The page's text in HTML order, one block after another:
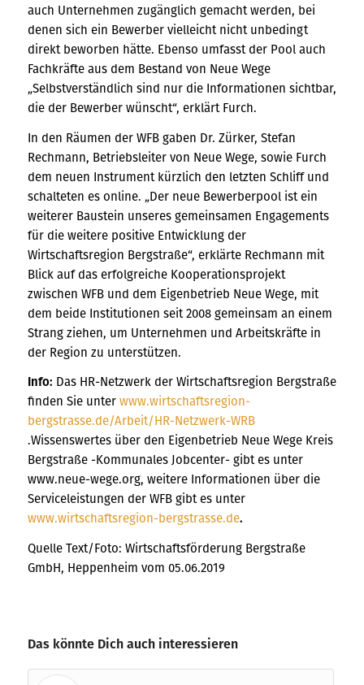
auch Unternehmen zugänglich gemacht werden, bei
denen sich ein Bewerber vielleicht nicht unbedingt
direkt beworben hätte. Ebenso umfasst der Pool auch
Fachkräfte aus dem Bestand von Neue Wege
„Selbstverständlich sind nur die Informationen sichtbar,
die der Bewerber wünscht“, erklärt Furch.
In den Räumen der WFB gaben Dr. Zürker, Stefan
Rechmann, Betriebsleiter von Neue Wege, sowie Furch
dem neuen Instrument kürzlich den letzten Schliff und
schalteten es online. „Der neue Bewerberpool ist ein
weiterer Baustein unseres gemeinsamen Engagements
für die weitere positive Entwicklung der
Wirtschaftsregion Bergstraße“, erklärte Rechmann mit
Blick auf das erfolgreiche Kooperationsprojekt
zwischen WFB und dem Eigenbetrieb Neue Wege, mit
dem beide Institutionen seit 2008 gemeinsam an einem
Strang ziehen, um Unternehmen und Arbeitskräfte in
der Region zu unterstützen.
Info: Das HR-Netzwerk der Wirtschaftsregion Bergstraße
finden Sie unterwww.wirtschaftsregion-
bergstrasse.de/Arbeit/HR-Netzwerk-WRB
.Wissenswertes über den Eigenbetrieb Neue Wege Kreis
Bergstraße -Kommunales Jobcenter- gibt es unter
www.neue-wege.org, weitere Informationen über die
Serviceleistungen der WFB gibt es unter
www.wirtschaftsregion-bergstrasse.de.
Quelle Text/Foto: Wirtschaftsförderung Bergstraße
GmbH, Heppenheim vom 05.06.2019
Das könnte Dich auch interessieren